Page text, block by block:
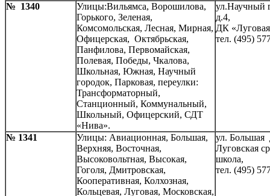
№ 1340
Улицы:Вильямса, Ворошилова,
Горького, Зеленая,
Комсомольская, Лесная, Мирная,
Офицерская, Октябрьская,
Панфилова, Первомайская,
Полевая, Победы, Чкалова,
Школьная, Южная, Научный
городок, Парковая, переулки:
Трансформаторный,
Станционный, Коммунальный,
Школьный, Офицерский, СДТ
«Нива».
ул.Научный
д.4,
ДК
тел. (495)
№ 1341
Улицы: Авиационная, Большая,
Верхняя, Восточная,
Высоковольтная, Высокая,
Гоголя, Дмитровская,
Кооперативная, Колхозная,
Кольцевая, Луговая, Московская,
ул. Большая
Луговская
школа,
тел. (495)